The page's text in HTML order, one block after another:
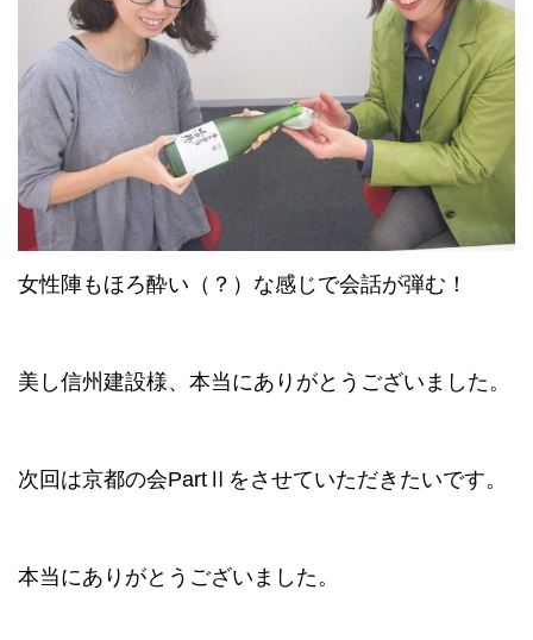
女性陣もほろ酔い（？）な感じで会話が弾む！
美し信州建設様、本当にありがとうございました。
次回は京都の会PartⅡをさせていただきたいです。
本当にありがとうございました。